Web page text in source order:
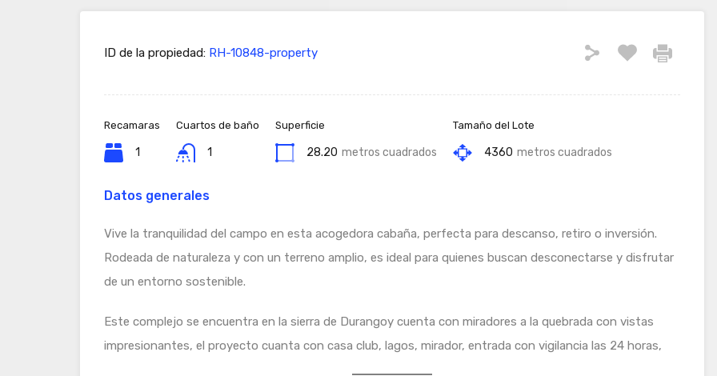
ID de la propiedad: RH-10848-property
Recamaras
1
Cuartos de baño
1
Superficie
28.20 metros cuadrados
Tamaño del Lote
4360 metros cuadrados
Datos generales
Vive la tranquilidad del campo en esta acogedora cabaña, perfecta para descanso, retiro o inversión.
Rodeada de naturaleza y con un terreno amplio, es ideal para quienes buscan desconectarse y disfrutar
de un entorno sostenible.
Este complejo se encuentra en la sierra de Durangoy cuenta con miradores a la quebrada con vistas
impresionantes, el proyecto cuanta con casa club, lagos, mirador, entrada con vigilancia las 24 horas,